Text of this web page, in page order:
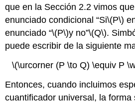
que en la Sección 2.2 vimos
enunciado condicional “Si\(P\)
enunciado “\(P\)y no”\(Q\).
puede escribir de la siguiente
\(\urcorner (P \to Q) \equiv P
Entonces, cuando incluimos
cuantificador universal, la forma